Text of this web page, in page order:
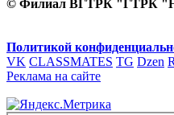
© Филиал ВГТРК "ГТРК
Политикой
VK CLASSMATES TG Dzen
Реклама на сайте